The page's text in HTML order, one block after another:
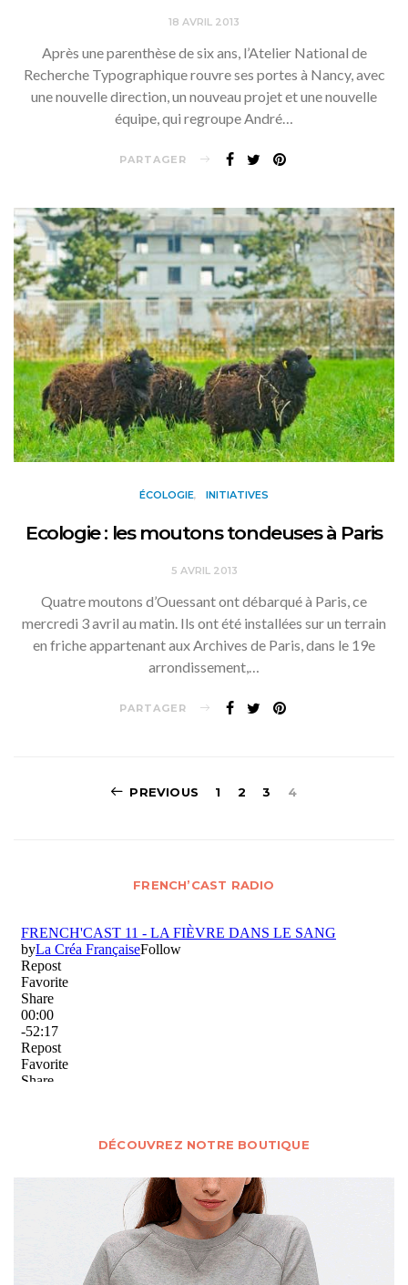
18 AVRIL 2013
Après une parenthèse de six ans, l’Atelier National de
Recherche Typographique rouvre ses portes à Nancy, avec
une nouvelle direction, un nouveau projet et une nouvelle
équipe, qui regroupe André…
PARTAGER
ÉCOLOGIE INITIATIVES
Ecologie : les moutons tondeuses à Paris
5 AVRIL 2013
Quatre moutons d’Ouessant ont débarqué à Paris, ce
mercredi 3 avril au matin. Ils ont été installées sur un terrain
en friche appartenant aux Archives de Paris, dans le 19e
arrondissement,…
PARTAGER
Navigation
PREVIOUS 1 2 3 4
FRENCH’CAST RADIO
DÉCOUVREZ NOTRE BOUTIQUE